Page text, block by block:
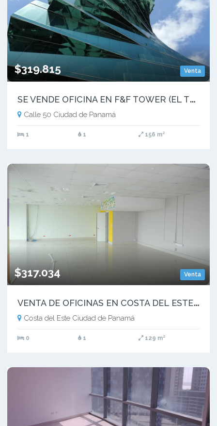
Venta
$319.815
S
E VENDE OFICINA EN F&F TOWER (EL TORNILLO) NEGOCIABLE | MM
Calle 50 Ciudad de Panamá
1 1 156 m²
Venta
$317.034
V
ENTA DE OFICINAS EN COSTA DEL ESTE NEGOCIABLE | MM
Costa del Este Ciudad de Panamá
0 1 129 m²